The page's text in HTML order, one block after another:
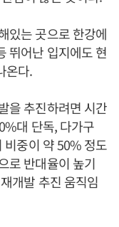
있는 곳으로 한강에
뛰어난 입지에도 현
온다.
을 추진하려면 시간
대 단독, 다가구
비중이 약 50% 정도
로 반대율이 높기
개발 추진 움직임